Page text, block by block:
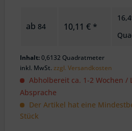
ab 84 10,11 € *
Inhalt:0,6132 Quadratmeter
inkl. MwSt. zzgl. Versandkosten
Abholbereit ca. 1-2 Wochen /
Absprache
Der Artikel hat eine
Stück